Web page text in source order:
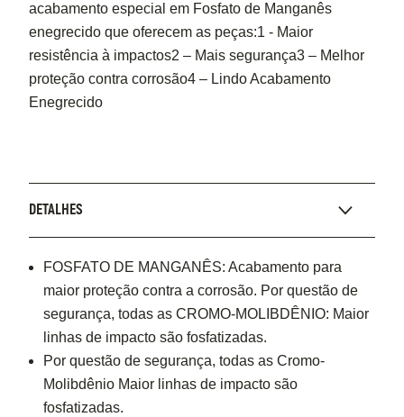
acabamento especial em Fosfato de Manganês
enegrecido que oferecem as peças:1 - Maior
resistência à impactos2 – Mais segurança3 – Melhor
proteção contra corrosão4 – Lindo Acabamento
Enegrecido
DETALHES
FOSFATO DE MANGANÊS: Acabamento para
maior proteção contra a corrosão. Por questão de
segurança, todas as CROMO-MOLIBDÊNIO: Maior
linhas de impacto são fosfatizadas.
Por questão de segurança, todas as Cromo-
Molibdênio Maior linhas de impacto são
fosfatizadas.